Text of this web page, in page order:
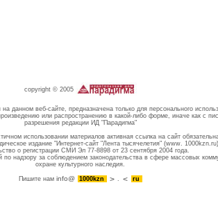
copyright © 2005
данном веб-сайте, предназначена только для персонального
или распространению в какой-либо форме, иначе как с
разрешения редакции ИД "Парадигма"
использовании материалов активная ссылка на сайт
издание "Интернет-сайт "Лента тысячелетия" (www. 1000kzn.ru)
о регистрации СМИ Эл 77-8898 от 23 сентября 2004 года.
надзору за соблюдением законодательства в сфере массовых
охране культурного наследия.
Пишите намinfo@ 1000kzn . ru